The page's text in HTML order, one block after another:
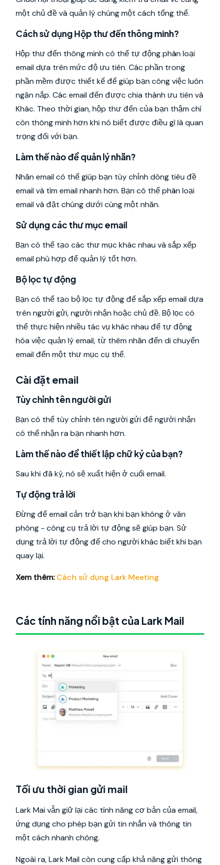
một chủ đề và quản lý chúng một cách tổng thể.
Cách sử dụng Hộp thư đến thông minh?
Hộp thư đến thông minh có thể tự động phân loại
email dựa trên mức độ ưu tiên. Các phần trong
phần mềm được thiết kế để giúp bạn công việc luôn
ngăn nắp. Các email đến được chia thành ưu tiên và
Khác. Theo thời gian, hộp thư đến của bạn thậm chí
còn thông minh hơn khi nó biết được điều gì là quan
trọng đối với bạn.
Làm thế nào để quản lý nhãn?
Nhãn email có thể giúp bạn tùy chỉnh dòng tiêu đề
email và tìm email nhanh hơn. Bạn có thể phân loại
email và đặt chúng dưới cùng một nhãn.
Sử dụng các thư mục email
Bạn có thể tạo các thư mục khác nhau và sắp xếp
email phù hợp để quản lý tốt hơn.
Bộ lọc tự động
Bạn có thể tạo bộ lọc tự động để sắp xếp email dựa
trên người gửi, người nhận hoặc chủ đề. Bộ lọc có
thể thực hiện nhiều tác vụ khác nhau để tự động
hóa việc quản lý email, từ thêm nhãn đến di chuyển
email đến một thư mục cụ thể.
Cài đặt email
Tùy chỉnh tên người gửi
Bạn có thể tùy chỉnh tên người gửi để người nhận
có thể nhận ra bạn nhanh hơn.
Làm thế nào để thiết lập chữ ký của bạn?
Sau khi đã ký, nó sẽ xuất hiện ở cuối email.
Tự động trả lời
Đừng để email cản trở bạn khi bạn không ở văn
phòng - công cụ trả lời tự động sẽ giúp bạn. Sử
dụng trả lời tự động để cho người khác biết khi bạn
quay lại.
Xem thêm: Cách sử dụng Lark Meeting
Các tính năng nổi bật của Lark Mail
Tối ưu thời gian gửi mail
Lark Mai vẫn giữ lại các tính năng cơ bản của email,
ứng dụng cho phép bạn gửi tin nhắn và thông tin
một cách nhanh chóng.
Ngoài ra, Lark Mail còn cung cấp khả năng gửi thông